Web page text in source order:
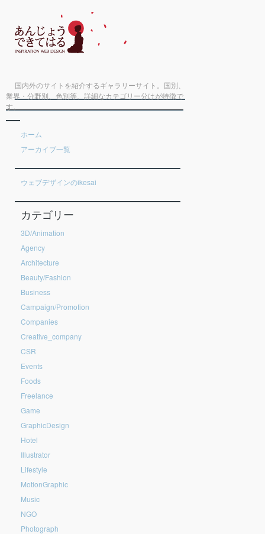
国内外のサイトを紹介するギャラリーサイト。国別、
業界・分野別、色別等、詳細なカテゴリー分けが特徴で
す。
ホーム
アーカイブ一覧
ウェブデザインのikesai
カテゴリー
3D/Animation
Agency
Architecture
Beauty/Fashion
Business
Campaign/Promotion
Companies
Creative_company
CSR
Events
Foods
Freelance
Game
GraphicDesign
Hotel
Illustrator
Lifestyle
MotionGraphic
Music
NGO
Photograph